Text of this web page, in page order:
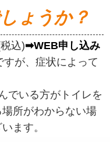
ょうか？
込)➡WEB申し込み
すが、症状によって
でいる方がトイレを
所がわからない場
ます。